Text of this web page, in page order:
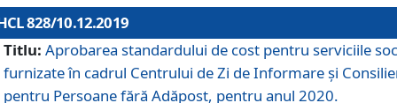
828/10.12.2019
Titlu: Aprobarea standardului de cost pentru serviciile
furnizate în cadrul Centrului de Zi de Informare și
pentru Persoane fără Adăpost, pentru anul 2020.